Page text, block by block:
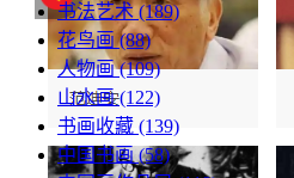
书法艺术(189)
花鸟画(88)
人物画(109)
山水画(122)
书画收藏 (139)
中国书画 (58)